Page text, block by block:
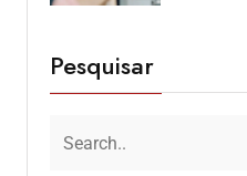
Pesquisar